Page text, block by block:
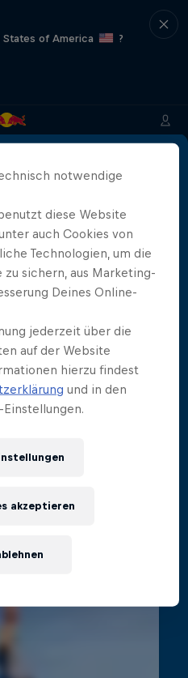
of America
?
Cliff Diver & Wildcards
a Dive
des Cliff Diving
20 Folgen
notwendige
diese Website
auch Cookies von
Technologien, um die
sichern, aus Marketing-
Deines Online-
jederzeit über die
auf der Website
hierzu findest
und in den
akzeptieren